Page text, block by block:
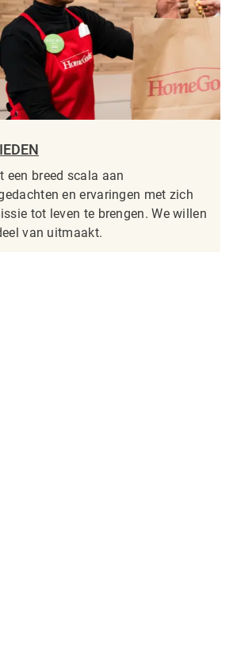
een breed scala aan
en ervaringen met zich
tot leven te brengen. We willen
van uitmaakt.